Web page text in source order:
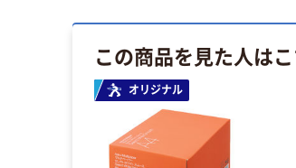
この商品を見た人は
オリジナル